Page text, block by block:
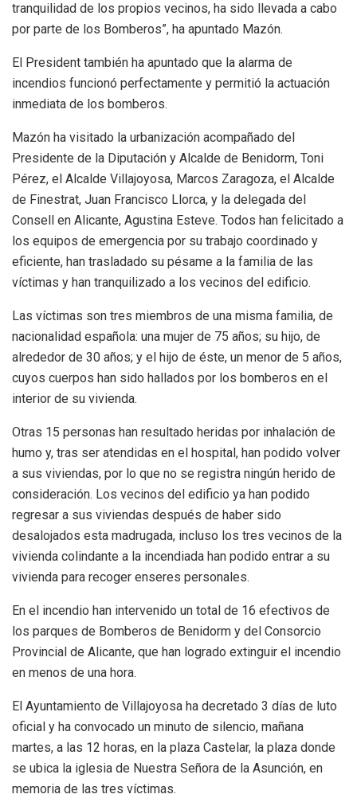
tranquilidad de los propios vecinos, ha sido llevada a cabo
por parte de los Bomberos”, ha apuntado Mazón.
El President también ha apuntado que la alarma de
incendios funcionó perfectamente y permitió la actuación
inmediata de los bomberos.
Mazón ha visitado la urbanización acompañado del
Presidente de la Diputación y Alcalde de Benidorm, Toni
Pérez, el Alcalde Villajoyosa, Marcos Zaragoza, el Alcalde
de Finestrat, Juan Francisco Llorca, y la delegada del
Consell en Alicante, Agustina Esteve. Todos han felicitado a
los equipos de emergencia por su trabajo coordinado y
eficiente, han trasladado su pésame a la familia de las
víctimas y han tranquilizado a los vecinos del edificio.
Las víctimas son tres miembros de una misma familia, de
nacionalidad española: una mujer de 75 años; su hijo, de
alrededor de 30 años; y el hijo de éste, un menor de 5 años,
cuyos cuerpos han sido hallados por los bomberos en el
interior de su vivienda.
Otras 15 personas han resultado heridas por inhalación de
humo y, tras ser atendidas en el hospital, han podido volver
a sus viviendas, por lo que no se registra ningún herido de
consideración. Los vecinos del edificio ya han podido
regresar a sus viviendas después de haber sido
desalojados esta madrugada, incluso los tres vecinos de la
vivienda colindante a la incendiada han podido entrar a su
vivienda para recoger enseres personales.
En el incendio han intervenido un total de 16 efectivos de
los parques de Bomberos de Benidorm y del Consorcio
Provincial de Alicante, que han logrado extinguir el incendio
en menos de una hora.
El Ayuntamiento de Villajoyosa ha decretado 3 días de luto
oficial y ha convocado un minuto de silencio, mañana
martes, a las 12 horas, en la plaza Castelar, la plaza donde
se ubica la iglesia de Nuestra Señora de la Asunción, en
memoria de las tres víctimas.